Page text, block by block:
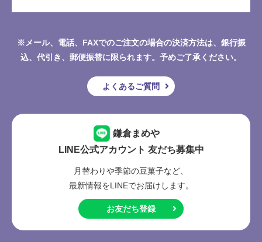
※メール、電話、FAXでのご注文の場合の決済方法は、銀行振
込、代引き、郵便振替に限られます。予めご了承ください。
よくあるご質問
鎌倉まめや
LINE公式アカウント 友だち募集中
月替わりや季節の豆菓子など、
最新情報をLINEでお届けします。
お友だち登録